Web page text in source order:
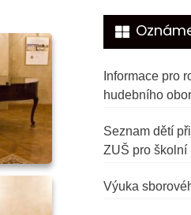
Informace pro
hudebního
Seznam dětí
ZUŠ pro školní
Výuka